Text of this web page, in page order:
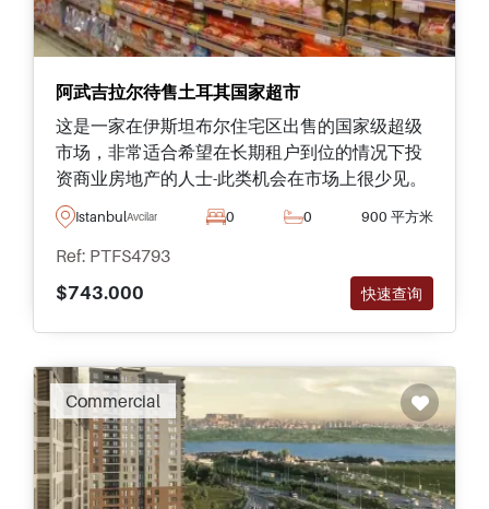
阿武吉拉尔待售土耳其国家超市
这是一家在伊斯坦布尔住宅区出售的国家级超级
市场，非常适合希望在长期租户到位的情况下投
资商业房地产的人士-此类机会在市场上很少见。
IstanbulAvcilar 0 0 900 平方米
Ref: PTFS4793
$743.000
快速查询
Commercial